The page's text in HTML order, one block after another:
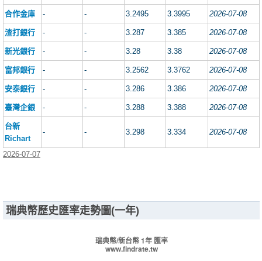
合作金庫 - - 3.2495 3.3995 2026-07-08
渣打銀行 - - 3.287 3.385 2026-07-08
新光銀行 - - 3.28 3.38 2026-07-08
富邦銀行 - - 3.2562 3.3762 2026-07-08
安泰銀行 - - 3.286 3.386 2026-07-08
臺灣企銀 - - 3.288 3.388 2026-07-08
台新
Richart
- - 3.298 3.334 2026-07-08
2026-07-07
瑞典幣歷史匯率走勢圖(一年)